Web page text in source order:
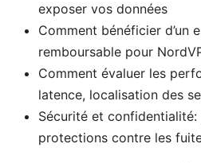
exposer vos données
Comment bénéficier d’un
remboursable pour
Comment évaluer les
latence, localisation des
Sécurité et
protections contre les